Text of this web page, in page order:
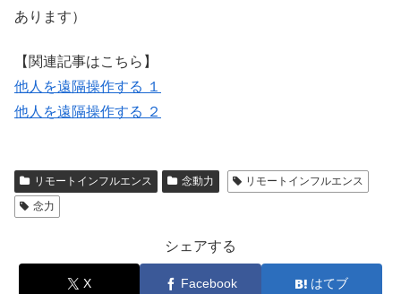
あります）
【関連記事はこちら】
他人を遠隔操作する １
他人を遠隔操作する ２
リモートインフルエンス 念動力
リモートインフルエンス
念力
シェアする
X Facebook はてブ